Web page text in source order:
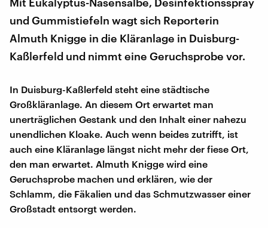
und Gummistiefeln wagt sich Reporterin
Almuth Knigge in die Kläranlage in Duisburg-
Kaßlerfeld und nimmt eine Geruchsprobe vor.
In Duisburg-Kaßlerfeld steht eine städtische
Großkläranlage. An diesem Ort erwartet man
unerträglichen Gestank und den Inhalt einer nahezu
unendlichen Kloake. Auch wenn beides zutrifft, ist
auch eine Kläranlage längst nicht mehr der fiese Ort,
den man erwartet. Almuth Knigge wird eine
Geruchsprobe machen und erklären, wie der
Schlamm, die Fäkalien und das Schmutzwasser einer
Großstadt entsorgt werden.